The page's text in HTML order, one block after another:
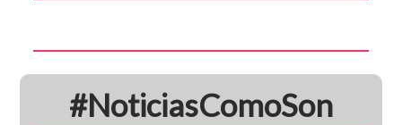
#NoticiasComoSon